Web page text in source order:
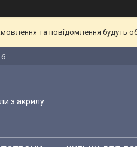
та повідомлення будуть
з акрилу